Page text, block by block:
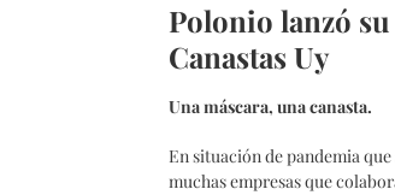
Polonio lanzó
Canastas Uy
Una máscara, una canasta.
En situación de pandemia
muchas empresas que